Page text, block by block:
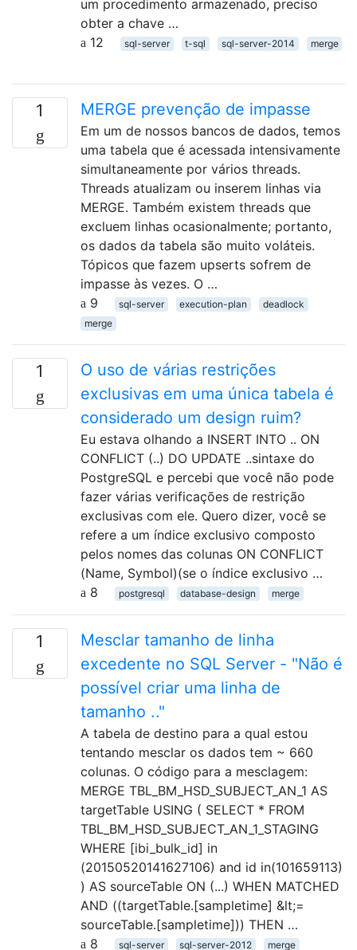
um procedimento armazenado, preciso
obter a chave …
12
sql-server t-sql sql-server-2014 merge
1 MERGE prevenção de impasse
Em um de nossos bancos de dados, temos
uma tabela que é acessada intensivamente
simultaneamente por vários threads.
Threads atualizam ou inserem linhas via
MERGE. Também existem threads que
excluem linhas ocasionalmente; portanto,
os dados da tabela são muito voláteis.
Tópicos que fazem upserts sofrem de
impasse às vezes. O …
9
sql-server execution-plan
deadlock
merge
1
O uso de várias restrições
exclusivas em uma única tabela é
considerado um design ruim?
Eu estava olhando a INSERT INTO .. ON
CONFLICT (..) DO UPDATE ..sintaxe do
PostgreSQL e percebi que você não pode
fazer várias verificações de restrição
exclusivas com ele. Quero dizer, você se
refere a um índice exclusivo composto
pelos nomes das colunas ON CONFLICT
(Name, Symbol)(se o índice exclusivo …
8
postgresql database-design merge
1
Mesclar tamanho de linha
excedente no SQL Server - "Não é
possível criar uma linha de
tamanho .."
A tabela de destino para a qual estou
tentando mesclar os dados tem ~ 660
colunas. O código para a mesclagem:
MERGE TBL_BM_HSD_SUBJECT_AN_1 AS
targetTable USING ( SELECT * FROM
TBL_BM_HSD_SUBJECT_AN_1_STAGING
WHERE [ibi_bulk_id] in
(20150520141627106) and id in(101659113)
) AS sourceTable ON (...) WHEN MATCHED
AND ((targetTable.[sampletime] &lt;=
sourceTable.[sampletime])) THEN …
8
sql-server sql-server-2012 merge